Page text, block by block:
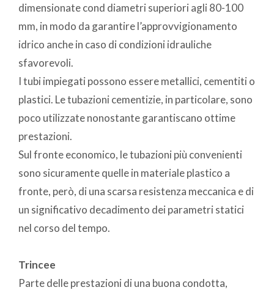
dimensionate cond diametri superiori agli 80-100
mm, in modo da garantire l’approvvigionamento
idrico anche in caso di condizioni idrauliche
sfavorevoli.
I tubi impiegati possono essere metallici, cementiti o
plastici. Le tubazioni cementizie, in particolare, sono
poco utilizzate nonostante garantiscano ottime
prestazioni.
Sul fronte economico, le tubazioni più convenienti
sono sicuramente quelle in materiale plastico a
fronte, però, di una scarsa resistenza meccanica e di
un significativo decadimento dei parametri statici
nel corso del tempo.
Trincee
Parte delle prestazioni di una buona condotta,